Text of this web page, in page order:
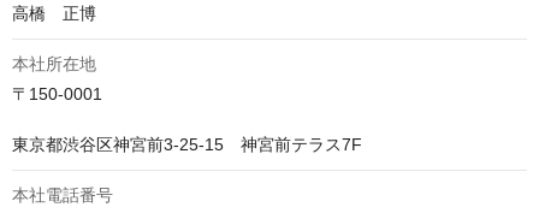
高橋　正博
本社所在地
〒150-0001
東京都渋谷区神宮前3-25-15　神宮前テラス7F
本社電話番号